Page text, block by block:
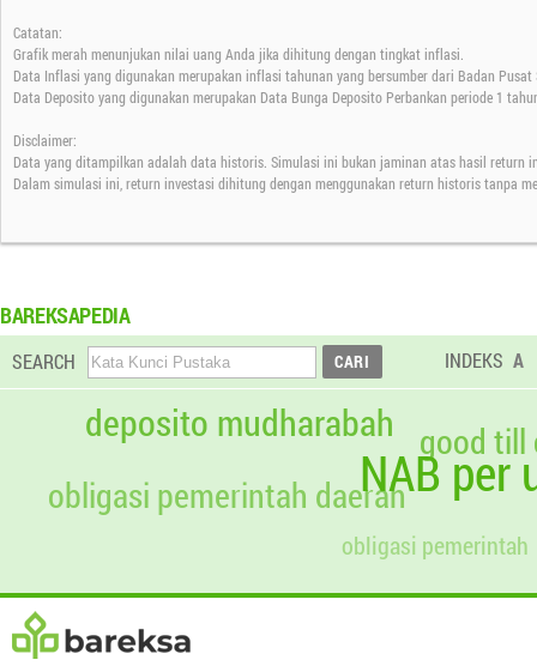
Catatan:
Grafik merah menunjukan nilai uang Anda jika dihitung dengan tingkat inflasi.
Data Inflasi yang digunakan merupakan inflasi tahunan yang bersumber dari Badan
Data Deposito yang digunakan merupakan Data Bunga Deposito Perbankan periode 1
Disclaimer:
Data yang ditampilkan adalah data historis. Simulasi ini bukan jaminan atas hasil return
Dalam simulasi ini, return investasi dihitung dengan menggunakan return historis tanpa
BAREKSAPEDIA
SEARCH INDEKS A
NAB per
deposito mudharabah
obligasi pemerintah
obligasi pemerintah daerah
good till